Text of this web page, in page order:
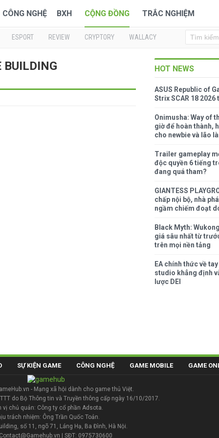
CÔNG NGHỆ BXH CỘNG ĐỒNG TRẮC NGHIỆM
ESPORT REVIEW CRYPTORY WALLACY
HOT NEWS
ASUS Republic of
Strix SCAR 18 2026
Onimusha: Way of
giờ để hoàn thành,
cho newbie và lão
Trailer gameplay
độc quyền 6 tiếng
đang quá tham?
GIANTESS
chấp nội bộ, nhà
ngầm chiếm đoạt
Black Myth:
giá sâu nhất từ
trên mọi nền tảng
EA chính thức về
studio khẳng định
lược DEI
SỰ KIỆN GAME CÔNG NGHỆ GAME MOBILE GAME
- Mạng xã hội dành cho game thủ Việt.
do Bộ Thông tin và Truyền thông cấp ngày 16/10/2017.
vị chủ quản: Công ty cổ phần Adsota.
trách nhiệm: Ông Trần Quốc Toản.
số 11, ngõ 71, Láng Hạ, Ba Đình, Hà Nội.
| SĐT: 0975730600